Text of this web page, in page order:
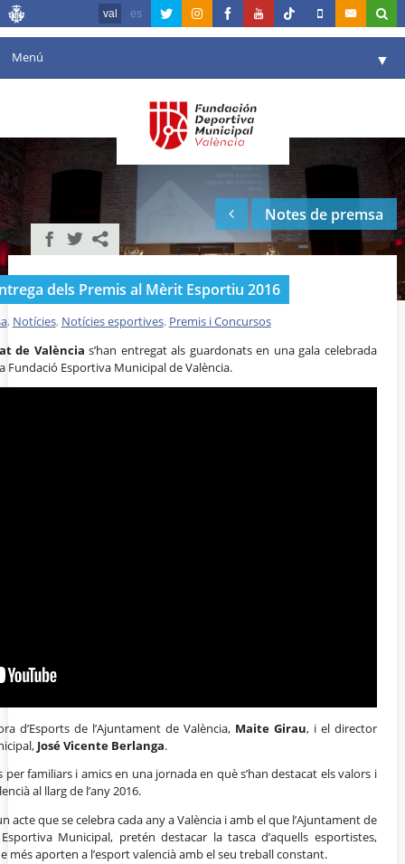
val es
Menú ▼
Agenda
Instal·lacions
Comunicació ▼
València en esport
Portal de Transparència
Notes de premsa
dels Premis al Mèrit Esportiu 2016
, Notícies, Notícies esportives, Premis i Concursos
de València s’han entregat als guardonats en una gala celebrada
Fundació Esportiva Municipal de València.
d’Esports de l’Ajuntament de València, Maite Girau, i el director
José Vicente Berlanga.
familiars i amics en una jornada en què s’han destacat els valors i
al llarg de l’any 2016.
acte que se celebra cada any a València i amb el que l’Ajuntament de
Municipal, pretén destacar la tasca d’aquells esportistes,
aporten a l’esport valencià amb el seu treball constant.